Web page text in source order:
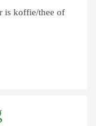
is koffie/thee of